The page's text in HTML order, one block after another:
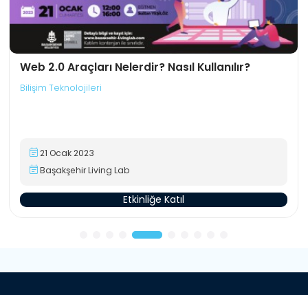
Web 2.0 Araçları Nelerdir? Nasıl Kullanılır?
Bilişim Teknolojileri
21 Ocak 2023
Başakşehir Living Lab
Etkinliğe Katıl